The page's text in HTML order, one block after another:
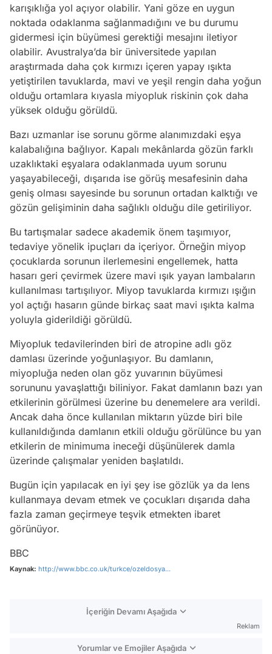
karışıklığa yol açıyor olabilir. Yani göze en uygun
noktada odaklanma sağlanmadığını ve bu durumu
gidermesi için büyümesi gerektiği mesajını iletiyor
olabilir. Avustralya’da bir üniversitede yapılan
araştırmada daha çok kırmızı içeren yapay ışıkta
yetiştirilen tavuklarda, mavi ve yeşil rengin daha yoğun
olduğu ortamlara kıyasla miyopluk riskinin çok daha
yüksek olduğu görüldü.
Bazı uzmanlar ise sorunu görme alanımızdaki eşya
kalabalığına bağlıyor. Kapalı mekânlarda gözün farklı
uzaklıktaki eşyalara odaklanmada uyum sorunu
yaşayabileceği, dışarıda ise görüş mesafesinin daha
geniş olması sayesinde bu sorunun ortadan kalktığı ve
gözün gelişiminin daha sağlıklı olduğu dile getiriliyor.
Bu tartışmalar sadece akademik önem taşımıyor,
tedaviye yönelik ipuçları da içeriyor. Örneğin miyop
çocuklarda sorunun ilerlemesini engellemek, hatta
hasarı geri çevirmek üzere mavi ışık yayan lambaların
kullanılması tartışılıyor. Miyop tavuklarda kırmızı ışığın
yol açtığı hasarın günde birkaç saat mavi ışıkta kalma
yoluyla giderildiği görüldü.
Miyopluk tedavilerinden biri de atropine adlı göz
damlası üzerinde yoğunlaşıyor. Bu damlanın,
miyopluğa neden olan göz yuvarının büyümesi
sorununu yavaşlattığı biliniyor. Fakat damlanın bazı yan
etkilerinin görülmesi üzerine bu denemelere ara verildi.
Ancak daha önce kullanılan miktarın yüzde biri bile
kullanıldığında damlanın etkili olduğu görülünce bu yan
etkilerin de minimuma ineceği düşünülerek damla
üzerinde çalışmalar yeniden başlatıldı.
Bugün için yapılacak en iyi şey ise gözlük ya da lens
kullanmaya devam etmek ve çocukları dışarıda daha
fazla zaman geçirmeye teşvik etmekten ibaret
görünüyor.
BBC
Kaynak: http://www.bbc.co.uk/turkce/ozeldosya...
İçeriğin Devamı Aşağıda
Reklam
Yorumlar ve Emojiler Aşağıda